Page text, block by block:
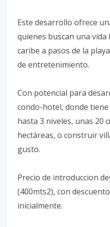
Este desarrollo ofrece
quienes buscan una
caribe a pasos de la
de entretenimiento.
Con potencial para
condo-hotel, donde
hasta 3 niveles, unas 20
hectáreas, o construir
gusto.
Precio de introduccion
(400mts2), con
inicialmente.